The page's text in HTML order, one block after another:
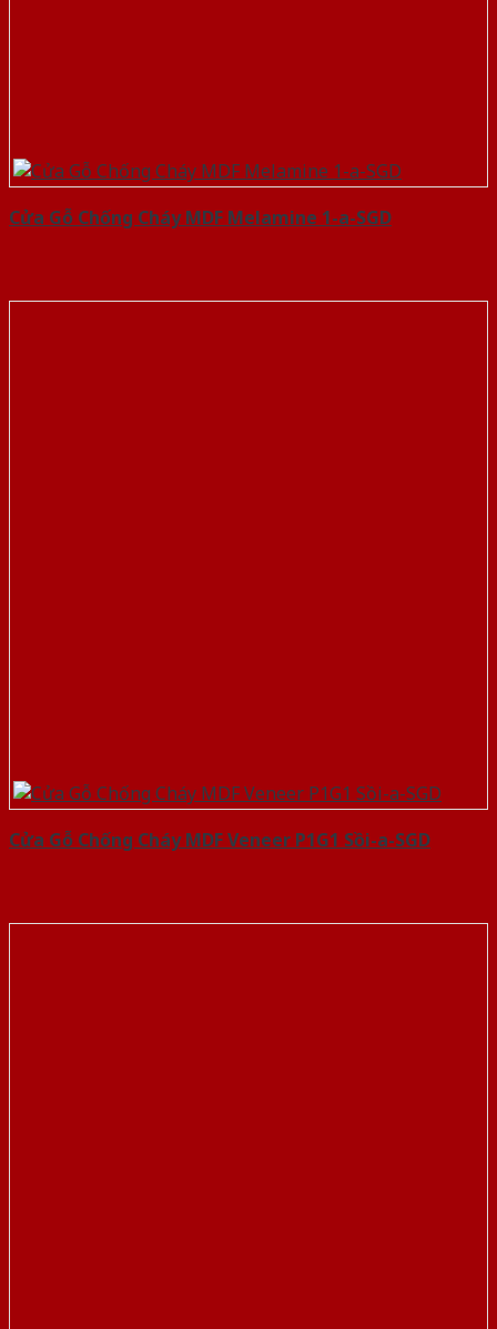
Cửa Gỗ Chống Cháy MDF Melamine 1-a-SGD
Cửa Gỗ Chống Cháy MDF Veneer P1G1 Sồi-a-SGD